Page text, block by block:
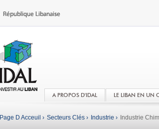
A PROPOS D'IDAL LE LIBAN EN UN
Page D Acceuil › Secteurs Clés › Industrie › Industrie